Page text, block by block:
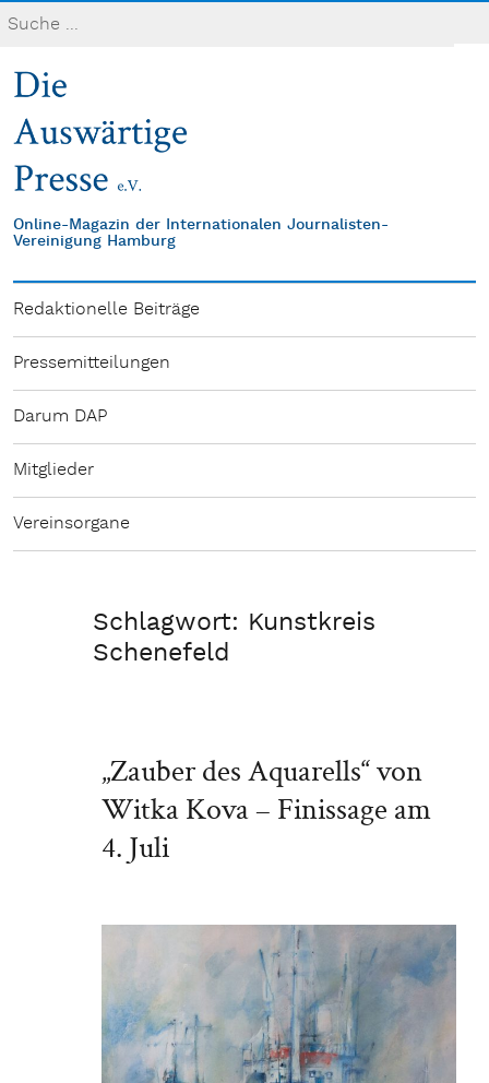
Online-Magazin der Internationalen Journalisten-
Vereinigung Hamburg
Redaktionelle Beiträge
Pressemitteilungen
Darum DAP
Mitglieder
Vereinsorgane
Schlagwort: Kunstkreis
Schenefeld
„Zauber des Aquarells“ von
Witka Kova – Finissage am
4. Juli